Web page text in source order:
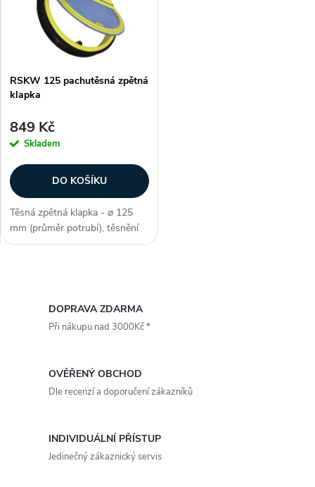
ů
RSKW 125 pachutěsná zpětná
klapka
849 Kč
Skladem
DO KOŠÍKU
Těsná zpětná klapka - ⌀ 125
mm (průměr potrubí), těsnění
splňuje normy ÖN M 6027,
potrubí, s...DOPRAVA ZDARMA
Při nákupu nad 3000Kč *
OVĚŘENÝ OBCHOD
Dle recenzí a doporučení zákazníků
INDIVIDUÁLNÍ PŘÍSTUP
Jedinečný zákaznický servis